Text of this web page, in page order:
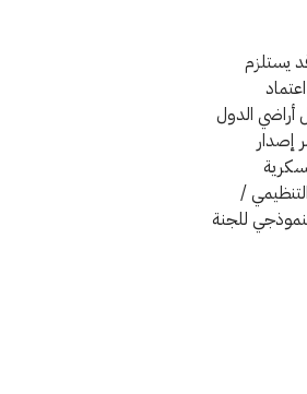
يستلزم
أراضي الدول
إصدار
/
للجنة